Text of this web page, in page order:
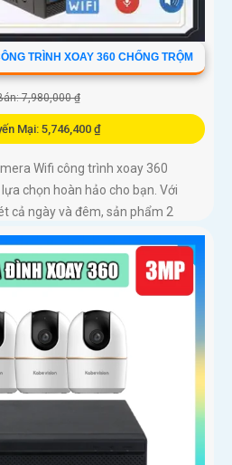
TRÌNH XOAY 360 CHỐNG TRỘM
7,980,000 ₫
Mại: 5,746,400 ₫
Wifi công trình xoay 360
chọn hoàn hảo cho bạn. Với
cả ngày và đêm, sản phẩm 2